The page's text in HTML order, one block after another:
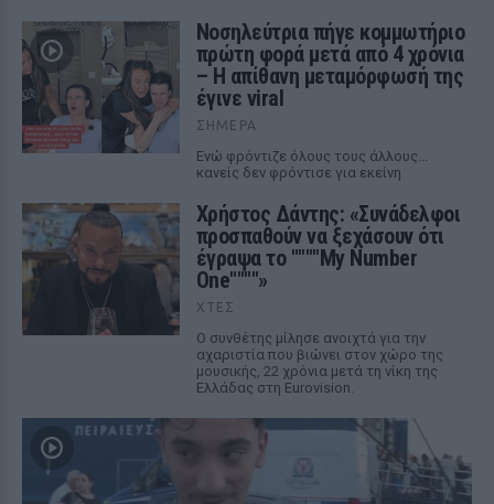
Νοσηλεύτρια πήγε κομμωτήριο
πρώτη φορά μετά από 4 χρόνια
– Η απίθανη μεταμόρφωσή της
έγινε viral
ΣΉΜΕΡΑ
Ενώ φρόντιζε όλους τους άλλους...
κανείς δεν φρόντισε για εκείνη
Χρήστος Δάντης: «Συνάδελφοι
προσπαθούν να ξεχάσουν ότι
έγραψα το """"My Number
One""""»
ΧΤΕΣ
Ο συνθέτης μίλησε ανοιχτά για την
αχαριστία που βιώνει στον χώρο της
μουσικής, 22 χρόνια μετά τη νίκη της
Ελλάδας στη Eurovision.